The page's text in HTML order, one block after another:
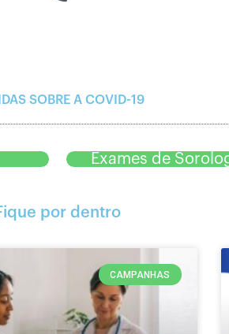
SOBRE A COVID-19
Exames de
por dentro
CAMPANHAS